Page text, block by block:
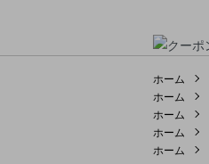
ホーム
ホーム
ホーム
ホーム
ホーム